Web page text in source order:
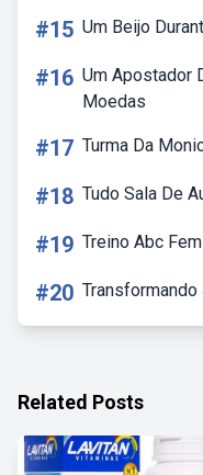
#15 Um Beijo
#16 Um Apostador
Moedas
#17 Turma Da
#18 Tudo Sala De
#19 Treino Abc
#20
Related Posts